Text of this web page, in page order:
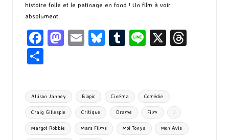
histoire folle et le patinage en fond ! Un film à voir
absolument.
Fa
o
o
k
M
d
o
n
E
l
Bl
ky
T
bl
r
Li X
ta
g
er
Tags:
Allison Janney Biopic Cinéma Comédie
Craig Gillespie Critique Drame Film I
Margot Robbie Mars Films Moi Tonya Mon Avis